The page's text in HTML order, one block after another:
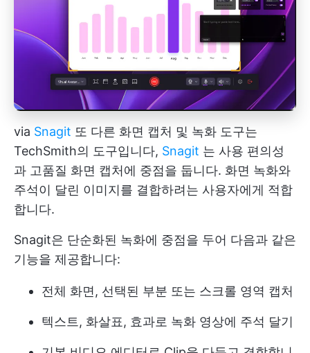
via Snagit 또 다른 화면 캡처 및 녹화 도구는
TechSmith의 도구입니다, Snagit 는 사용 편의성
과 고품질 화면 캡처에 중점을 둡니다. 화면 녹화와
주석이 달린 이미지를 결합하려는 사용자에게 적합
합니다.
Snagit은 단순화된 녹화에 중점을 두어 다음과 같은
기능을 제공합니다:
전체 화면, 선택된 부분 또는 스크롤 영역 캡처
텍스트, 화살표, 효과로 녹화 영상에 주석 달기